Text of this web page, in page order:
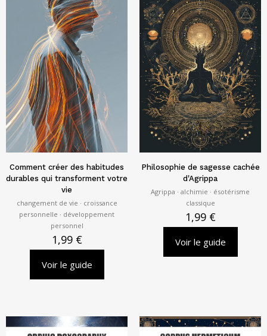
Comment créer des habitudes
durables qui transforment votre
vie
changement de vie · croissance
personnelle · développement
personnel
1,99 €
Voir le guide
Philosophie de sagesse cachée
d'Agrippa
Agrippa · alchimie · ésotérisme
classique
1,99 €
Voir le guide